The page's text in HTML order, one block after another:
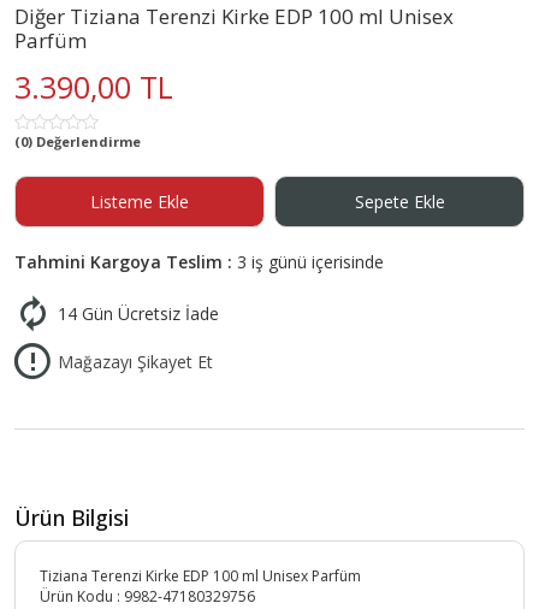
Diğer Tiziana Terenzi Kirke EDP 100 ml Unisex
Parfüm
3.390,00 TL
(0) Değerlendirme
Listeme Ekle Sepete Ekle
Tahmini Kargoya Teslim : 3 iş günü içerisinde
14 Gün Ücretsiz İade
Mağazayı Şikayet Et
Ürün Bilgisi
Tiziana Terenzi Kirke EDP 100 ml Unisex Parfüm
Ürün Kodu : 9982-47180329756